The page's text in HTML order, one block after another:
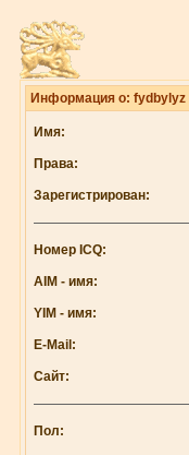
Информация о: fydbylyz
Имя:
Права:
Зарегистрирован:
Номер ICQ:
AIM - имя:
YIM - имя:
E-Mail:
Сайт:
Пол: